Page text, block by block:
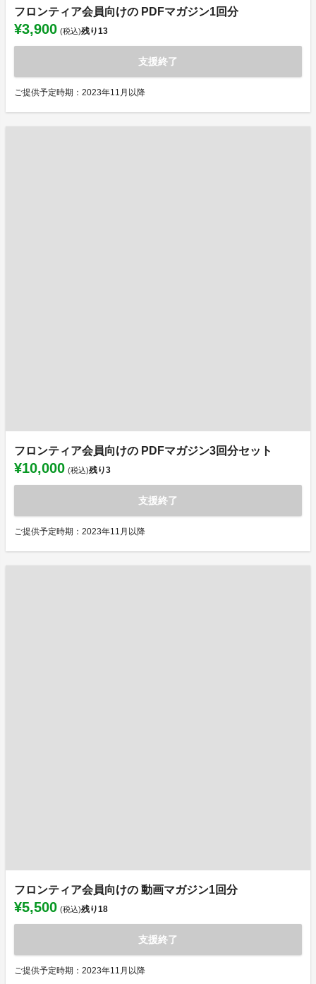
フロンティア会員向けの PDFマガジン1回分
¥3,900 (税込)残り13
支援終了
ご提供予定時期：2023年11月以降
フロンティア会員向けの PDFマガジン3回分セット
¥10,000 (税込)残り3
支援終了
ご提供予定時期：2023年11月以降
フロンティア会員向けの 動画マガジン1回分
¥5,500 (税込)残り18
支援終了
ご提供予定時期：2023年11月以降